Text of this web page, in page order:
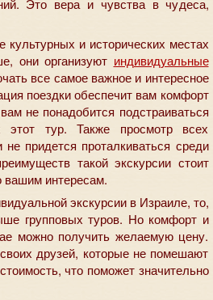
Это вера и чувства в чудеса,
и исторических местах
они организуют индивидуальные
все самое важное и интересное
поездки обеспечит вам комфорт
не понадобится подстраиваться
тур. Также просмотр всех
придется проталкиваться среди
такой экскурсии стоит
вашим интересам.
экскурсии в Израиле, то,
групповых туров. Но комфорт и
можно получить желаемую цену.
друзей, которые не помешают
что поможет значительно